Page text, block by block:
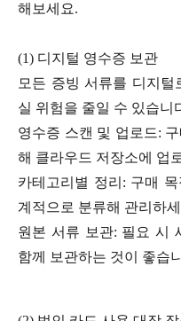
해보세요.
(1) 디지털 영수증 보관
모든 증빙 서류를 디지
실 위험을 줄일 수 있습니
영수증 스캔 및 업로드:
해 클라우드 저장소에 업
카테고리별 정리: 구매
계적으로 분류해 관리하
원본 서류 보관: 필요 시
함께 보관하는 것이 좋습